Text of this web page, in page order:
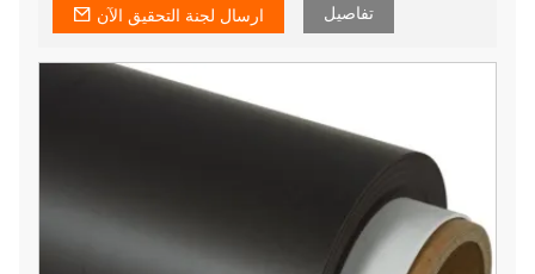
ذاتية اللصق.
أوراق مغناطيسية قابلة للقطع للأعمال الفنية ، DIY ، الصور ،
ارسال لجنة التحقيق الآن تفاصيل